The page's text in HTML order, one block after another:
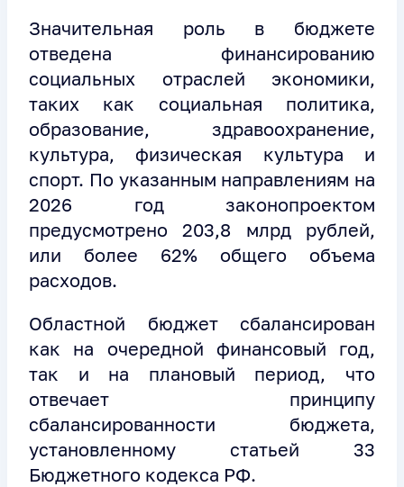
Значительная роль в бюджете
отведена финансированию
социальных отраслей экономики,
таких как социальная политика,
образование, здравоохранение,
культура, физическая культура и
спорт. По указанным направлениям на
2026 год законопроектом
предусмотрено 203,8 млрд рублей,
или более 62% общего объема
расходов.
Областной бюджет сбалансирован
как на очередной финансовый год,
так и на плановый период, что
отвечает принципу
сбалансированности бюджета,
установленному статьей 33
Бюджетного кодекса РФ.